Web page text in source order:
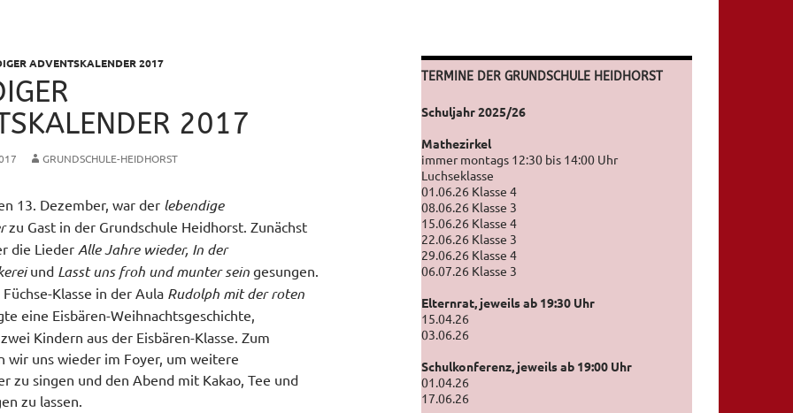
ADVENTSKALENDER 2017
2017
GRUNDSCHULE-HEIDHORST
13. Dezember, war der lebendige
zu Gast in der Grundschule Heidhorst. Zunächst
die Lieder Alle Jahre wieder, In der
und Lasst uns froh und munter sein gesungen.
Klasse in der Aula Rudolph mit der roten
eine Eisbären-Weihnachtsgeschichte,
Kindern aus der Eisbären-Klasse. Zum
wir uns wieder im Foyer, um weitere
zu singen und den Abend mit Kakao, Tee und
zu lassen.
TERMINE DER GRUNDSCHULE HEIDHORST
Schuljahr 2025/26
Mathezirkel
immer montags 12:30 bis 14:00 Uhr
Luchseklasse
01.06.26 Klasse 4
08.06.26 Klasse 3
15.06.26 Klasse 4
22.06.26 Klasse 3
29.06.26 Klasse 4
06.07.26 Klasse 3
Elternrat, jeweils ab 19:30 Uhr
15.04.26
03.06.26
Schulkonferenz, jeweils ab 19:00 Uhr
01.04.26
17.06.26